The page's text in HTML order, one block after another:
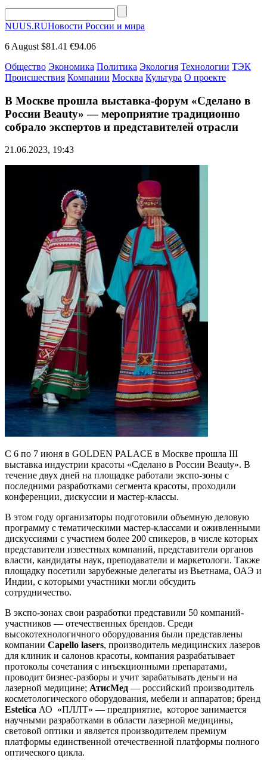
NUUS.RUНовости России и мира
6 August $81.41 €94.06
Общество Экономика Политика Экология Технологии ТЭК
Происшествия Компании Москва Культура О проекте
В Москве прошла выставка-форум «Сделано в
России Beauty» — мероприятие традиционно
собрало экспертов и представителей отрасли
21.06.2023, 19:43
С 6 по 7 июня в GOLDEN PALACE в Москве прошла III
выставка индустрии красоты «Сделано в России Beauty». В
течение двух дней на площадке работали экспо-зоны с
последними разработками сегмента красоты, проходили
конференции, дискуссии и мастер-классы.
В этом году организаторы подготовили объемную деловую
программу с тематическими мастер-классами и оживленными
дискуссиями с участием более 200 спикеров, в числе которых
представители известных компаний, представители органов
власти, кандидаты наук, преподаватели и маркетологи. Также
площадку посетили зарубежные делегаты из Вьетнама, ОАЭ и
Индии, с которыми участники могли обсудить
сотрудничество.
В экспо-зонах свои разработки представили 50 компаний-
участников — отечественных брендов. Среди
высокотехнологичного оборудования были представлены
компании Capello lasers, производитель медицинских лазеров
для клиник и салонов красоты, компания разрабатывает
протоколы сочетания с инъекционными препаратами,
проводит бизнес-разборы и учит зарабатывать деньги на
лазерной медицине; АтисМед — российский производитель
косметологического оборудования, мебели и аппаратов; бренд
Estetica АО «ПЛЛТ» — предприятие, которое занимается
научными разработками в области лазерной медицины,
световой оптики и является производителем премиум
платформы единственной отечественной платформы полного
оптического цикла.